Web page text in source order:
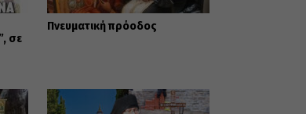
σε
Πνευματική πρόοδος